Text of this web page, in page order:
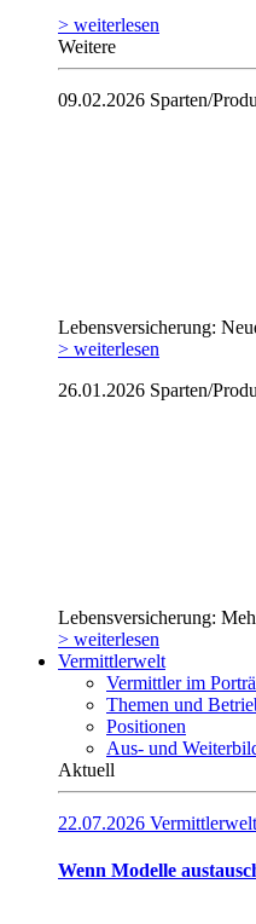
> weiterlesen
Weitere
09.02.2026 Sparten/
Lebensversicherung:
> weiterlesen
26.01.2026 Sparten/
Lebensversicherung:
> weiterlesen
Vermittlerwelt
Vermittler im
Themen und
Positionen
Aus- und
Aktuell
22.07.2026 Vermittlerwelt
Wenn Modelle